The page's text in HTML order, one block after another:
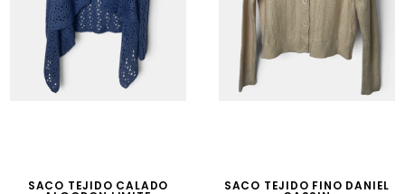
SACO TEJIDO CALADO SACO TEJIDO FINO DANIEL